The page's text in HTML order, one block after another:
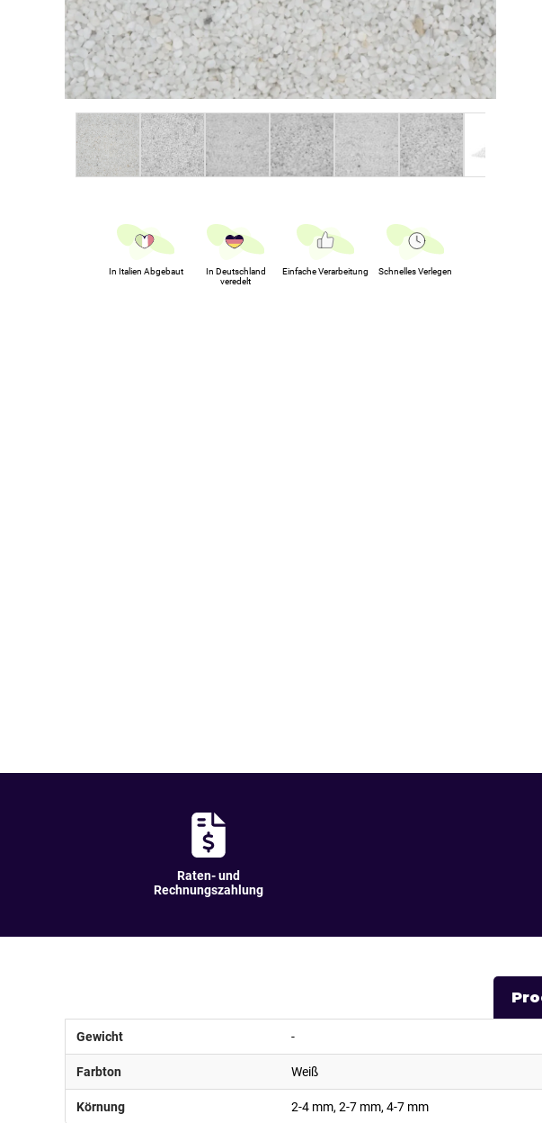
In Italien Abgebaut
In Deutschland
veredelt
Einfache Verarbeitung Schnelles Verlegen
Raten- und
Rechnungszahlung
Gewicht -
Farbton Weiß
Körnung 2-4 mm, 2-7 mm, 4-7 mm